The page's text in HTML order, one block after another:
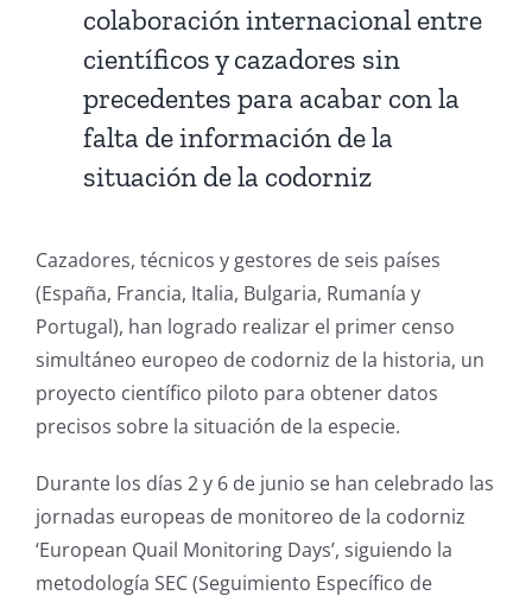
colaboración internacional entre
científicos y cazadores sin
precedentes para acabar con la
falta de información de la
situación de la codorniz
Cazadores, técnicos y gestores de seis países
(España, Francia, Italia, Bulgaria, Rumanía y
Portugal), han logrado realizar el primer censo
simultáneo europeo de codorniz de la historia, un
proyecto científico piloto para obtener datos
precisos sobre la situación de la especie.
Durante los días 2 y 6 de junio se han celebrado las
jornadas europeas de monitoreo de la codorniz
‘European Quail Monitoring Days’, siguiendo la
metodología SEC (Seguimiento Específico de